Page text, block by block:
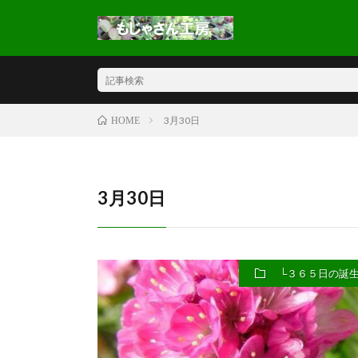
HOME 3月30日
3月30日
└３６５日の誕